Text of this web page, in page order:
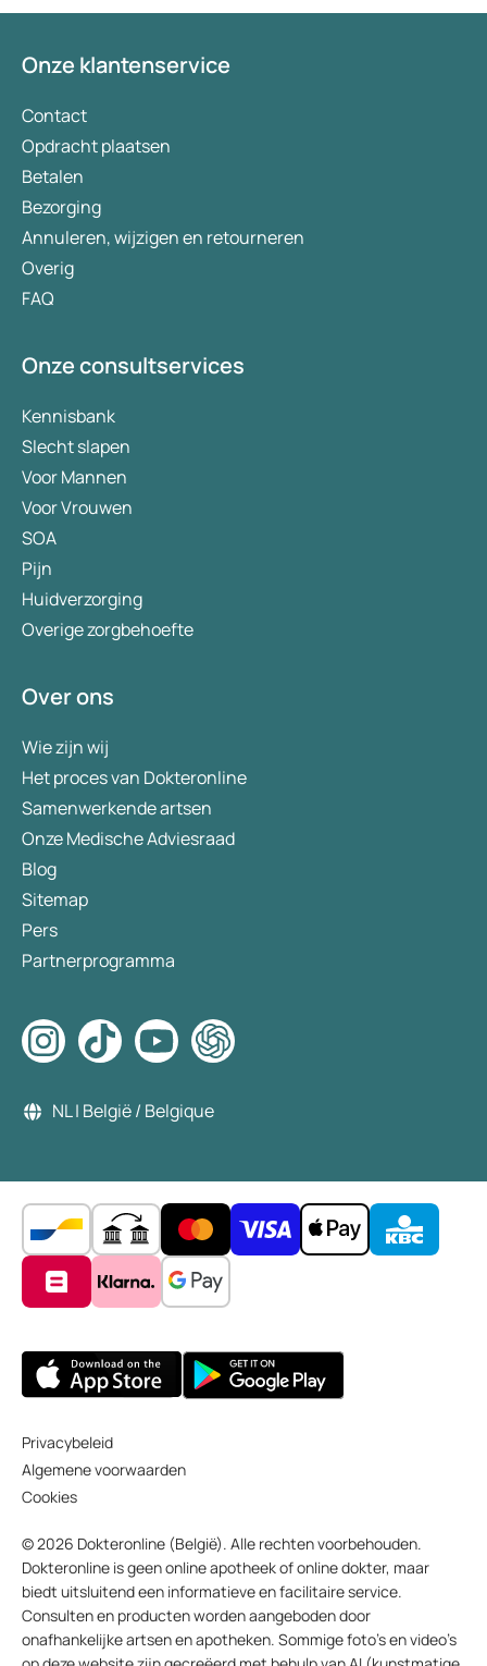
Onze klantenservice
Contact
Opdracht plaatsen
Betalen
Bezorging
Annuleren, wijzigen en retourneren
Overig
FAQ
Onze consultservices
Kennisbank
Slecht slapen
Voor Mannen
Voor Vrouwen
SOA
Pijn
Huidverzorging
Overige zorgbehoefte
Over ons
Wie zijn wij
Het proces van Dokteronline
Samenwerkende artsen
Onze Medische Adviesraad
Blog
Sitemap
Pers
Partnerprogramma
NL | België / Belgique
Privacybeleid
Algemene voorwaarden
Cookies
© 2026 Dokteronline (België). Alle rechten voorbehouden.
Dokteronline is geen online apotheek of online dokter, maar
biedt uitsluitend een informatieve en facilitaire service.
Consulten en producten worden aangeboden door
onafhankelijke artsen en apotheken. Sommige foto’s en video’s